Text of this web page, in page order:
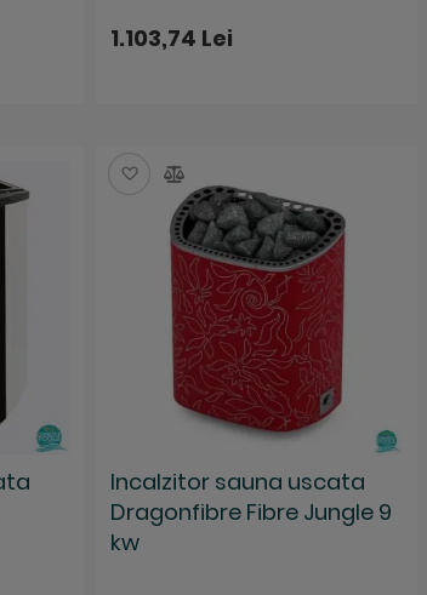
1.103,74 Lei
Incalzitor sauna uscata
Dragonfibre Fibre Jungle 9
kw
Salveaza